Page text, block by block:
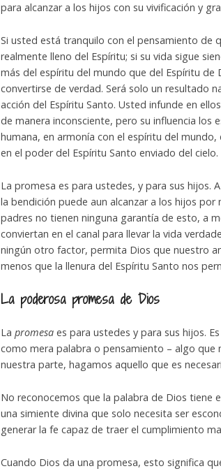
para alcanzar a los hijos con su vivificación y
Si usted está tranquilo con el pensamiento de
realmente lleno del Espíritu; si su vida sigue
más del espíritu del mundo que del Espíritu de
convertirse de verdad. Será solo un resultado
acción del Espíritu Santo. Usted infunde en
de manera inconsciente, pero su influencia los
humana, en armonía con el espíritu del
en el poder del Espíritu Santo enviado del cielo.
La promesa es para ustedes, y para sus hijos.
la bendición puede aun alcanzar a los hijos
padres no tienen ninguna garantía de esto, a
conviertan en el canal para llevar la vida
ningún otro factor, permita Dios que nuestro
menos que la llenura del Espíritu Santo nos
La poderosapromesade Dios
La promesa es para ustedes y para sus hijos.
como mera palabra o pensamiento – algo
nuestra parte, hagamos aquello que es
No reconocemos que la palabra de Dios tiene
una simiente divina que solo necesita ser
generar la fe capaz de traer el cumplimiento
Cuando Dios da una promesa, esto significa